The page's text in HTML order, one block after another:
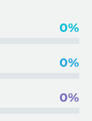
0%
0%
0%